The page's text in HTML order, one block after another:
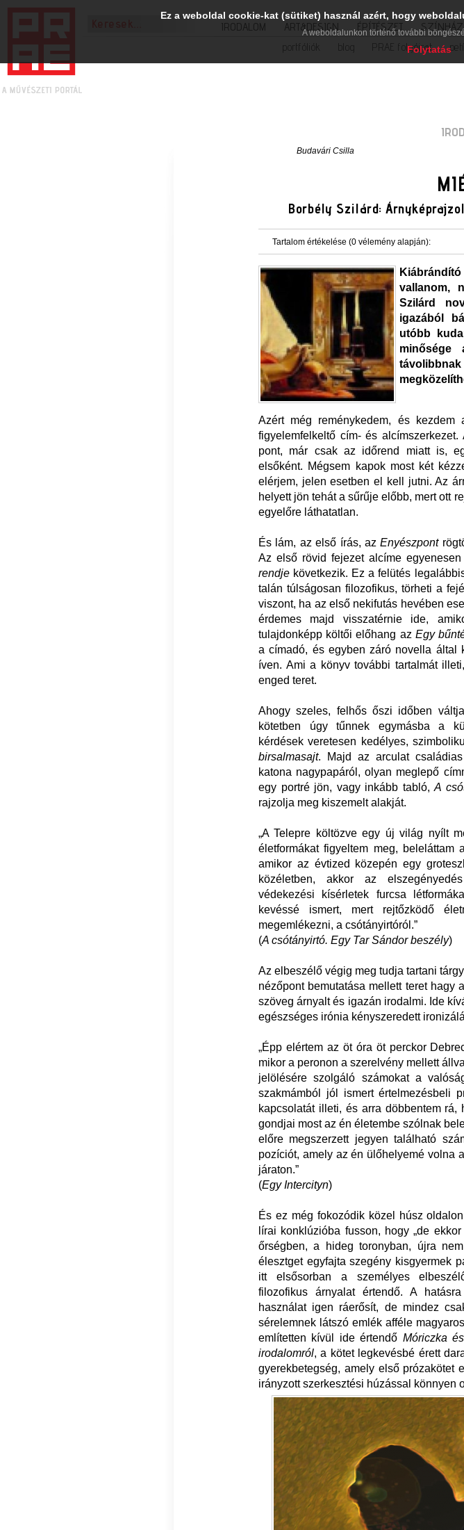
IRODALOM ART&DESIGN ÉPÍTÉSZET SZÍNHÁZ
portfóliók
blog PRAE folyóirat
Budavári Csilla
Borbély Szilárd:
Tartalom értékelése (0 vélemény alapján):
vallanom,
Szilárd
igazából
utóbb
Azért még reménykedem, és
figyelemfelkeltő cím- és
pont, már csak az időrend miatt is,
elsőként. Mégsem kapok most két
elérjem, jelen esetben el kell jutni. Az
helyett jön tehát a sűrűje előbb, mert ott
egyelőre láthatatlan.
És lám, az első írás, azEnyészpont
Az első rövid fejezet alcíme egyenesen
rendjekövetkezik. Ez a felütés
talán túlságosan filozofikus, törheti a
viszont, ha az első nekifutás hevében
érdemes majd visszatérnie ide,
tulajdonképp költői előhang az Egy
a címadó, és egyben záró novella által
íven. Ami a könyv további tartalmát
enged teret.
Ahogy szeles, felhős őszi időben
kötetben úgy tűnnek egymásba a
kérdések veretesen kedélyes,
birsalmasajt. Majd az arculat
katona nagypapáról, olyan meglepő
egy portré jön, vagy inkább tabló,A
rajzolja meg kiszemelt alakját.
„A Telepre költözve egy új világ nyílt
életformákat figyeltem meg,
amikor az évtized közepén egy
közéletben, akkor az
védekezési kísérletek furcsa
kevéssé ismert, mert rejtőzködő
megemlékezni, a csótányirtóról.”
(A csótányirtó. Egy Tar Sándor beszély)
Az elbeszélő végig meg tudja tartani
nézőpont bemutatása mellett teret hagy
szöveg árnyalt és igazán irodalmi. Ide
egészséges irónia kényszeredett
„Épp elértem az öt óra öt perckor
mikor a peronon a szerelvény mellett
jelölésére szolgáló számokat a
szakmámból jól ismert értelmezésbeli
kapcsolatát illeti, és arra döbbentem
gondjai most az én életembe szólnak
előre megszerzett jegyen található
pozíciót, amely az én ülőhelyemé volna
járaton.”
(Egy Intercityn)
És ez még fokozódik közel húsz
lírai konklúzióba fusson, hogy „de
őrségben, a hideg toronyban, újra
élesztget egyfajta szegény kisgyermek
itt elsősorban a személyes
filozofikus árnyalat értendő. A
használat igen ráerősít, de mindez
sérelemnek látszó emlék afféle
említetten kívül ide értendő Móriczka
irodalomról, a kötet legkevésbé érett
gyerekbetegség, amely első prózakötet
irányzott szerkesztési húzással könnyen
Ez a weboldal cookie-kat (sütiket) használ azért, hogy
A weboldalunkon történő további
Folytatás